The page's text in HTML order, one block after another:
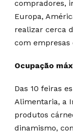
compradores,
Europa,
realizar cerca
com empresas
Ocupação
Das 10 feiras
Alimentaria, a
produtos
dinamismo,